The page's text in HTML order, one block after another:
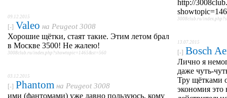
09.12.2015
[-] Valeo на Peugeot 3008
Хорошие щётки, стаят такие. Этим летом брал
в Москве 3500! Не жалею!
3008club.ru/index.php?showtopic=1465&st=560
03.12.2015
[-] Phantom на Peugeot 3008
ими (фантомами) уже давно пользуюсь, кому
http://
3008club.ru/
13.07.2015
[-] Bosch
Лично я
даже чуть-
Тру щётками
экономия